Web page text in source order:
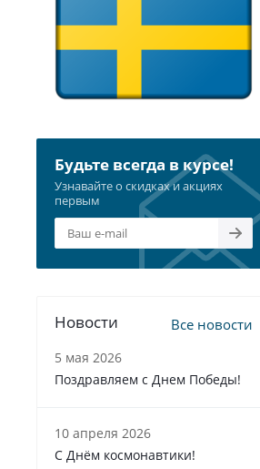
Будьте всегда в курсе!
Узнавайте о скидках и акциях
первым
Новости Все новости
5 мая 2026
Поздравляем с Днем Победы!
10 апреля 2026
С Днём космонавтики!